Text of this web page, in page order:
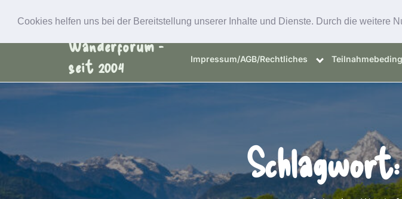
Cookies helfen uns bei der Bereitstellung unserer Inhalte und Dienste. Durch die weitere
Schweizer
Wanderforum -
seit 2004
Impressum/AGB/Rechtliches